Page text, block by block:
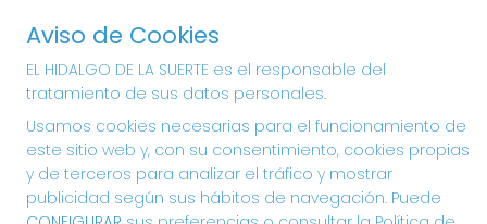
Registro
CONTACTO
ADMINISTRACION DE LOTERIAS: 1-VILLANUEVA DE LOS
INFANTES - RECEPTOR OFICIAL: 26615
926360785
Clica aquí para contactar por WhatsApp
605897938
Aviso de Cookies
EL HIDALGO DE LA SUERTE es el responsable del
tratamiento de sus datos personales.
Usamos cookies necesarias para el funcionamiento de
este sitio web y, con su consentimiento, cookies propias
y de terceros para analizar el tráfico y mostrar
publicidad según sus hábitos de navegación. Puede